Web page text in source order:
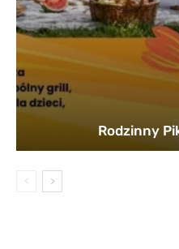
Rodzinny